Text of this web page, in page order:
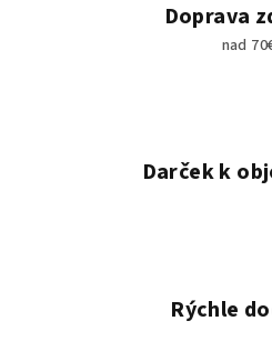
Doprava
nad
Darček k
Rýchle